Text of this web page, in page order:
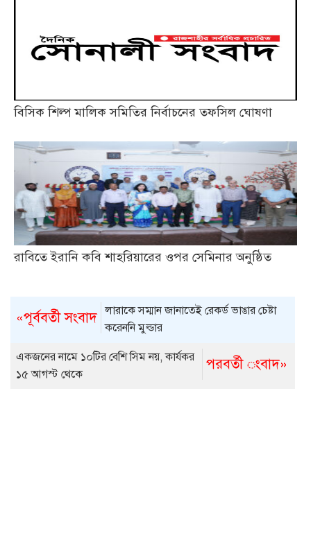
বিসিক শিল্প মালিক সমিতির নির্বাচনের তফসিল ঘোষণা
রাবিতে ইরানি কবি শাহরিয়ারের ওপর সেমিনার অনুষ্ঠিত
«পূর্ববর্তী সংবাদ লারাকে সম্মান জানাতেই রেকর্ড ভাঙার চেষ্টা
করেননি মুল্ডার
পরবর্তী ংবাদ»
একজনের নামে ১০টির বেশি সিম নয়, কার্যকর
১৫ আগস্ট থেকে